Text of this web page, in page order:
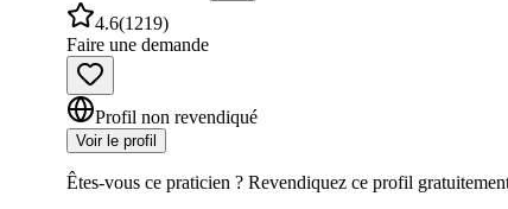
4.6(1219)
Faire une demande
Profil non revendiqué
Voir le profil
Êtes-vous ce praticien ? Revendiquez ce profil